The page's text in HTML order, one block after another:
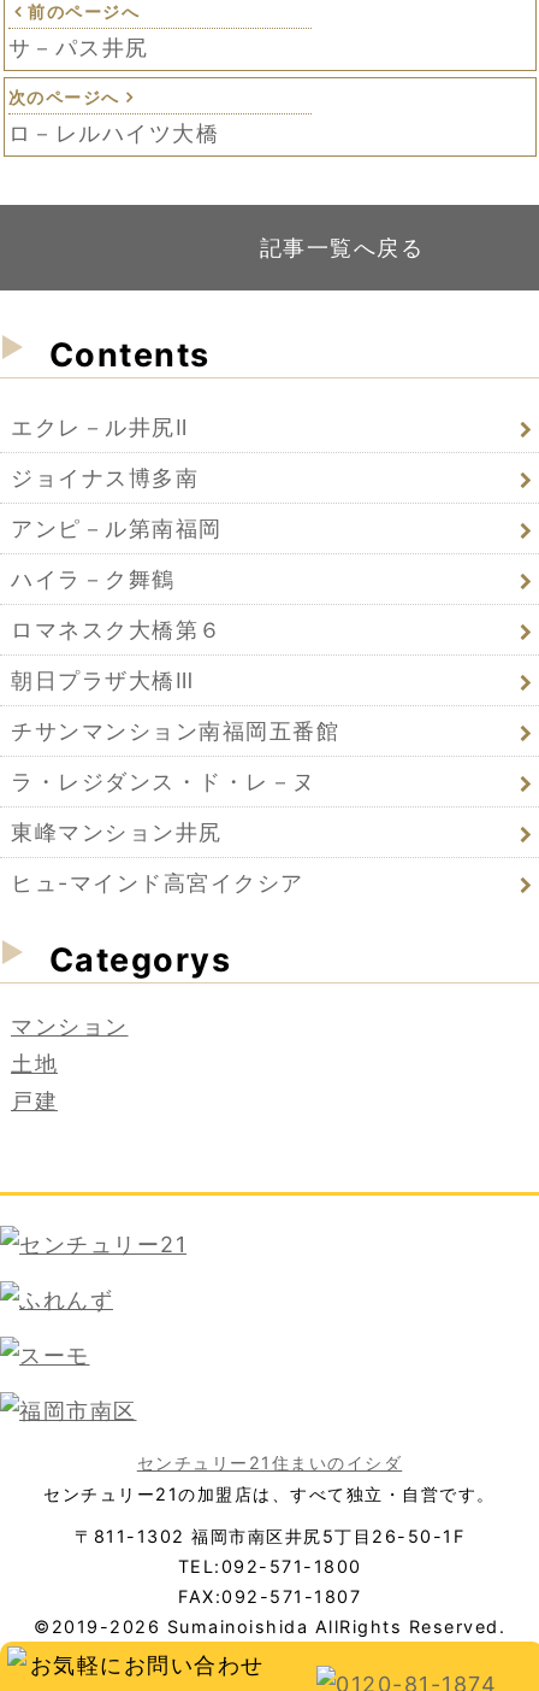
前のページへ
サ－パス井尻
次のページへ
ロ－レルハイツ大橋
記事一覧へ戻る
Contents
エクレ－ル井尻Ⅱ
ジョイナス博多南
アンピ－ル第南福岡
ハイラ－ク舞鶴
ロマネスク大橋第６
朝日プラザ大橋Ⅲ
チサンマンション南福岡五番館
ラ・レジダンス・ド・レ－ヌ
東峰マンション井尻
ヒュ-マインド高宮イクシア
Categorys
マンション
土地
戸建
センチュリー21住まいのイシダ
センチュリー21の加盟店は、すべて独立・自営です。
〒811-1302 福岡市南区井尻5丁目26-50-1F
TEL:092-571-1800
FAX:092-571-1807
©2019-2026 Sumainoishida AllRights Reserved.